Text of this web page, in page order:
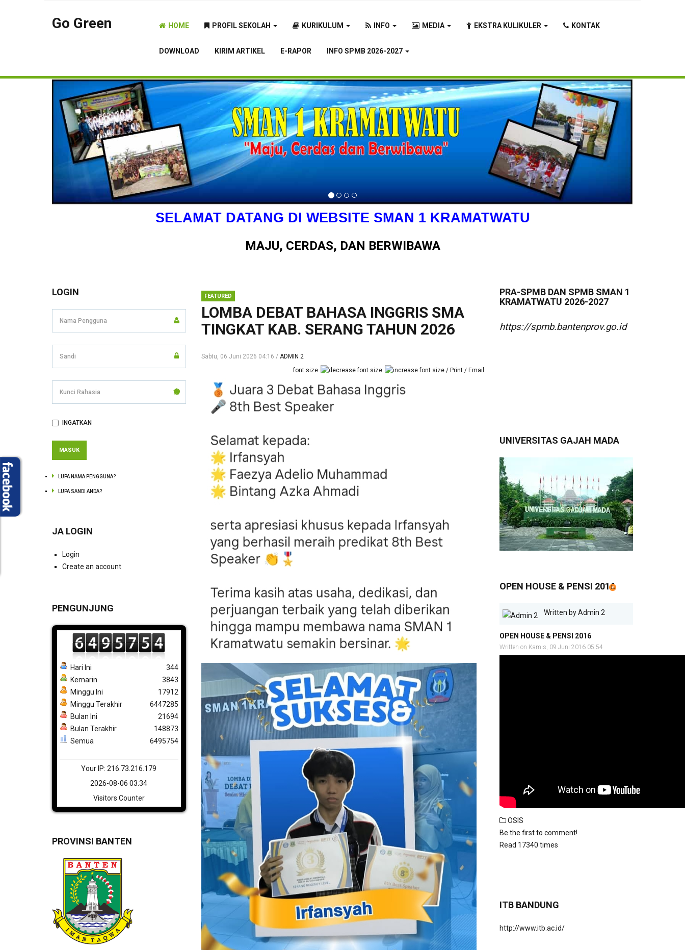
Go Green HOME PROFIL SEKOLAH KURIKULUM INFO MEDIA EKSTRA KULIKULER KONTAK
DOWNLOAD KIRIM ARTIKEL E-RAPOR INFO SPMB 2026-2027
SELAMAT DATANG DI WEBSITE SMAN 1 KRAMATWATU
MAJU, CERDAS, DAN BERWIBAWA
FEATURED
LOMBA DEBAT BAHASA INGGRIS SMA
TINGKAT KAB. SERANG TAHUN 2026
Sabtu, 06 Juni 2026 04:16
ADMIN 2
font size
Print Email
LOGIN
INGATKAN
LUPA NAMA PENGGUNA?
LUPA SANDI ANDA?
JA LOGIN
Login
Create an account
PENGUNJUNG
Hari Ini
Kemarin
Minggu Ini
Minggu Terakhir
Bulan Ini
Bulan Terakhir
Semua
344
3843
17912
6447285
21694
148873
6495754
Your IP: 216.73.216.179
2026-08-06 03:34
Visitors Counter
PROVINSI BANTEN
PRA-SPMB DAN SPMB SMAN 1
KRAMATWATU 2026-2027
https://spmb.bantenprov.go.id
UNIVERSITAS GAJAH MADA
OPEN HOUSE & PENSI 2016
Written byAdmin 2
OPEN HOUSE & PENSI 2016
Written on Kamis, 09 Juni 2016 05:54
OSIS
Be the first to comment!
Read 17340 times
ITB BANDUNG
http://www.itb.ac.id/